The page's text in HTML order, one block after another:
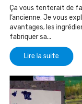
Ça vous tenterait de
l’ancienne. Je vous
avantages, les
fabriquer sa...
Lire la suite